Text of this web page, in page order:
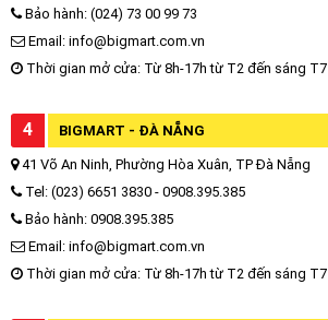
Bảo hành: (024) 73 00 99 73
Email: info@bigmart.com.vn
Thời gian mở cửa: Từ 8h-17h từ T2 đến sáng T7
4 BIGMART - ĐÀ NẴNG
41 Võ An Ninh, Phường Hòa Xuân, TP Đà Nẵng
Tel: (023) 6651 3830 - 0908.395.385
Bảo hành: 0908.395.385
Email: info@bigmart.com.vn
Thời gian mở cửa: Từ 8h-17h từ T2 đến sáng T7